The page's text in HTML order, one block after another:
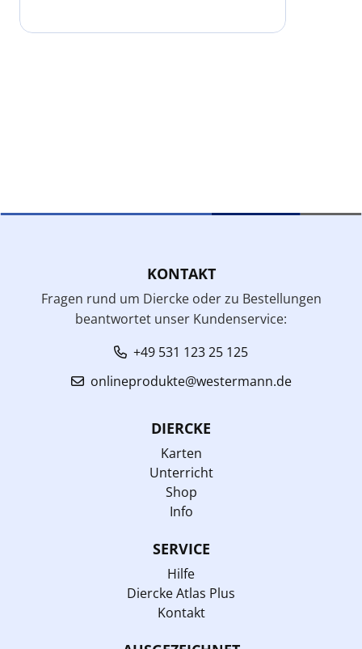
KONTAKT
Fragen rund um Diercke oder zu Bestellungen
beantwortet unser Kundenservice:
+49 531 123 25 125
onlineprodukte@westermann.de
DIERCKE
Karten
Unterricht
Shop
Info
SERVICE
Hilfe
Diercke Atlas Plus
Kontakt